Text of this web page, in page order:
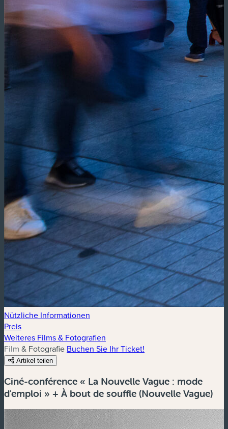
Nützliche Informationen
Preis
Weiteres Films & Fotografien
Film & Fotografie Buchen Sie Ihr Ticket!
Artikel teilen
Ciné-conférence « La Nouvelle Vague : mode
d'emploi » + À bout de souffle (Nouvelle Vague)